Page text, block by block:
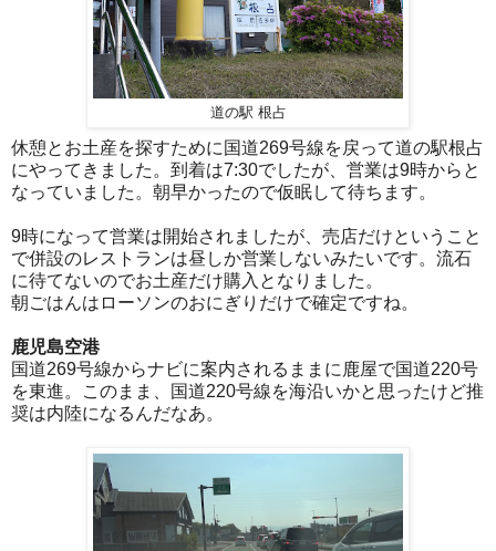
道の駅 根占
休憩とお土産を探すために国道269号線を戻って道の駅根占
にやってきました。到着は7:30でしたが、営業は9時からと
なっていました。朝早かったので仮眠して待ちます。
9時になって営業は開始されましたが、売店だけということ
で併設のレストランは昼しか営業しないみたいです。流石
に待てないのでお土産だけ購入となりました。
朝ごはんはローソンのおにぎりだけで確定ですね。
鹿児島空港
国道269号線からナビに案内されるままに鹿屋で国道220号
を東進。このまま、国道220号線を海沿いかと思ったけど推
奨は内陸になるんだなあ。